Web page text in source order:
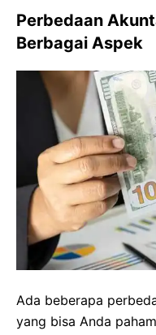
Perbedaan
Berbagai Aspek
Ada beberapa
yang bisa Anda